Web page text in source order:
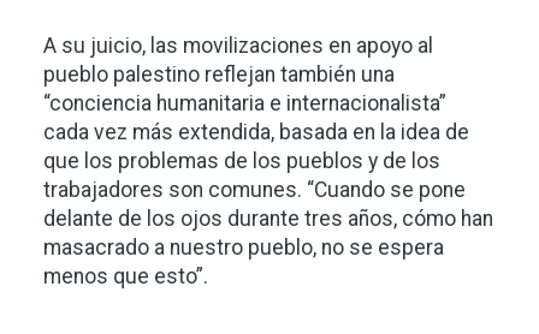
A su juicio, las movilizaciones en apoyo al
pueblo palestino reflejan también una
“conciencia humanitaria e internacionalista”
cada vez más extendida, basada en la idea de
que los problemas de los pueblos y de los
trabajadores son comunes. “Cuando se pone
delante de los ojos durante tres años, cómo han
masacrado a nuestro pueblo, no se espera
menos que esto”.